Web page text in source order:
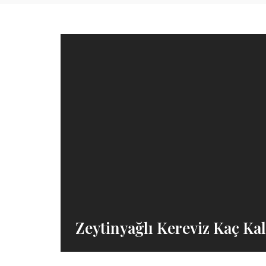
Zeytinyağlı Kereviz Kaç